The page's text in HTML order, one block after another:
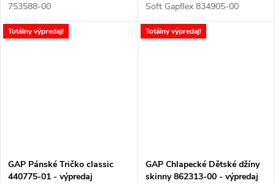
753588-00
Soft Gapflex 834905-00
Totálny výpredaj!
GAP Pánské Tričko classic
440775-01 - výpredaj
Totálny výpredaj!
GAP Chlapecké Dětské džíny
skinny 862313-00 - výpredaj